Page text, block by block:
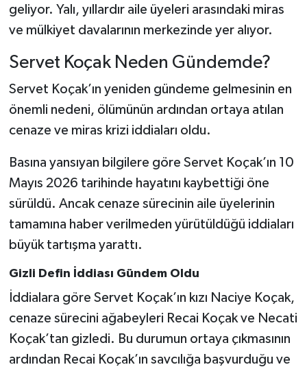
geliyor. Yalı, yıllardır aile üyeleri arasındaki miras
ve mülkiyet davalarının merkezinde yer alıyor.
Servet Koçak Neden Gündemde?
Servet Koçak’ın yeniden gündeme gelmesinin en
önemli nedeni, ölümünün ardından ortaya atılan
cenaze ve miras krizi iddiaları oldu.
Basına yansıyan bilgilere göre Servet Koçak’ın 10
Mayıs 2026 tarihinde hayatını kaybettiği öne
sürüldü. Ancak cenaze sürecinin aile üyelerinin
tamamına haber verilmeden yürütüldüğü iddiaları
büyük tartışma yarattı.
Gizli Defin İddiası Gündem Oldu
İddialara göre Servet Koçak’ın kızı Naciye Koçak,
cenaze sürecini ağabeyleri Recai Koçak ve Necati
Koçak’tan gizledi. Bu durumun ortaya çıkmasının
ardından Recai Koçak’ın savcılığa başvurduğu ve